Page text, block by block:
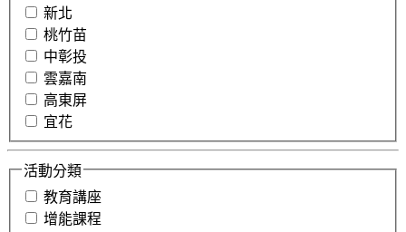
新北
桃竹苗
中彰投
雲嘉南
高東屏
宜花
活動分類
教育講座
增能課程